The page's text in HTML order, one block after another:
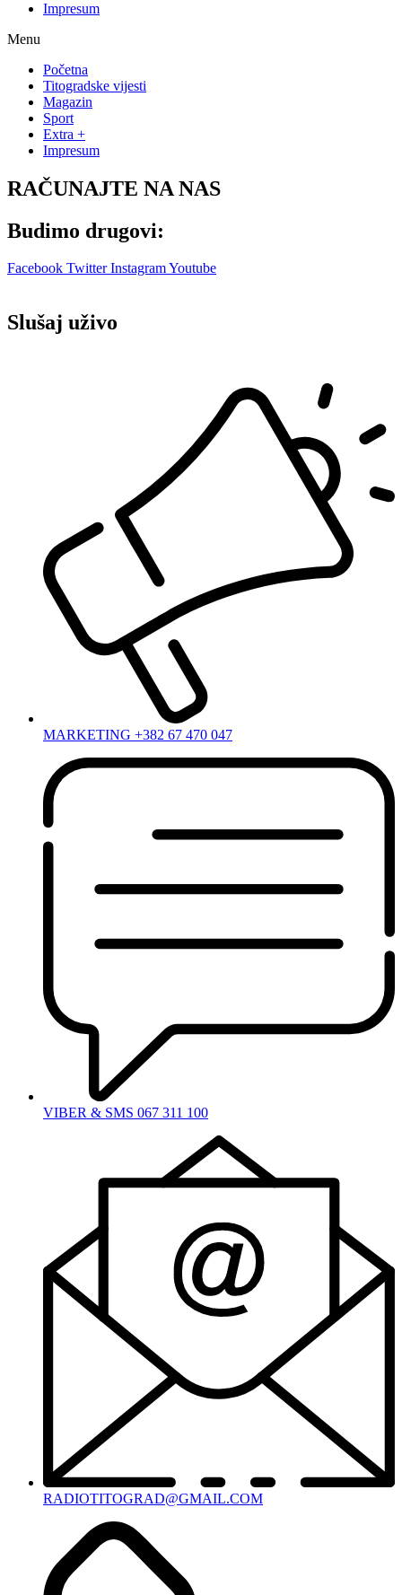
Impresum
Menu
Početna
Titogradske vijesti
Magazin
Sport
Extra +
Impresum
RAČUNAJTE NA NAS
Budimo drugovi:
Facebook Twitter InstagramYoutube
Slušaj uživo
MARKETING +382 67 470 047
VIBER & SMS 067 311 100
RADIOTITOGRAD@GMAIL.COM